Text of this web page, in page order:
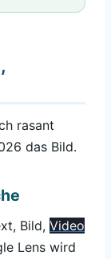
rasant
das Bild.
Bild, Video
Lens wird